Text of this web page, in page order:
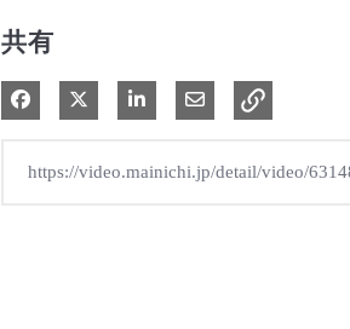
共有
Facebook で共有
Xで共有する
LinkedIn で共有電子メールで共有